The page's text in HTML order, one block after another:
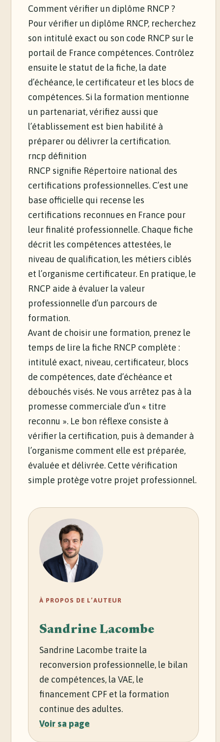
Comment vérifier un diplôme RNCP ?
Pour vérifier un diplôme RNCP, recherchez
son intitulé exact ou son code RNCP sur le
portail de France compétences. Contrôlez
ensuite le statut de la fiche, la date
d’échéance, le certificateur et les blocs de
compétences. Si la formation mentionne
un partenariat, vérifiez aussi que
l’établissement est bien habilité à
préparer ou délivrer la certification.
rncp définition
RNCP signifie Répertoire national des
certifications professionnelles. C’est une
base officielle qui recense les
certifications reconnues en France pour
leur finalité professionnelle. Chaque fiche
décrit les compétences attestées, le
niveau de qualification, les métiers ciblés
et l’organisme certificateur. En pratique, le
RNCP aide à évaluer la valeur
professionnelle d’un parcours de
formation.
Avant de choisir une formation, prenez le
temps de lire la fiche RNCP complète :
intitulé exact, niveau, certificateur, blocs
de compétences, date d’échéance et
débouchés visés. Ne vous arrêtez pas à la
promesse commerciale d’un « titre
reconnu ». Le bon réflexe consiste à
vérifier la certification, puis à demander à
l’organisme comment elle est préparée,
évaluée et délivrée. Cette vérification
simple protège votre projet professionnel.
À PROPOS DE L’AUTEUR
Sandrine Lacombe
Sandrine Lacombe traite la
reconversion professionnelle, le bilan
de compétences, la VAE, le
financement CPF et la formation
continue des adultes.
Voir sa page